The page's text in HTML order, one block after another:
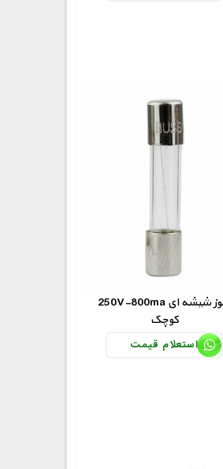
250V-800ma فیوز شیشه ای
کوچک
استعلام قیمت